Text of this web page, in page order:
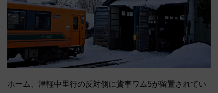
ホーム、津軽中里行の反対側に貨車ワム5が留置されてい